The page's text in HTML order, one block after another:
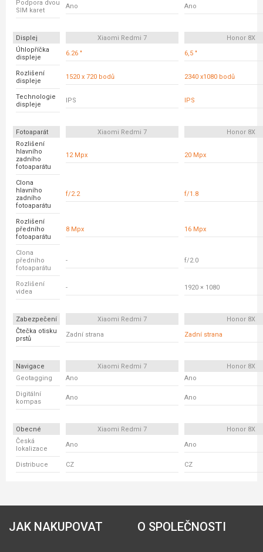
Podpora dvou
SIM karet
Ano Ano
Displej Xiaomi Redmi 7
Honor 8X
Úhlopříčka
displeje
6.26 " 6,5 "
Rozlišení
displeje
1520 x 720 bodů 2340 x1080 bodů
Technologie
displeje
IPS IPS
Fotoaparát Xiaomi Redmi 7
Honor 8X
Rozlišení
hlavního
zadního
fotoaparátu
12 Mpx 20 Mpx
Clona
hlavního
zadního
fotoaparátu
f/2.2 f/1.8
Rozlišení
předního
fotoaparátu
8 Mpx 16 Mpx
Clona
předního
fotoaparátu
- f/2.0
Rozlišení
videa
- 1920 × 1080
Zabezpečení Xiaomi Redmi 7
Honor 8X
Čtečka otisku
prstů
Zadní strana Zadní strana
Navigace Xiaomi Redmi 7
Honor 8X
Geotagging
Ano Ano
Digitální
kompas
Ano Ano
Obecné Xiaomi Redmi 7
Honor 8X
Česká
lokalizace
Ano Ano
Distribuce CZ CZ
JAK NAKUPOVAT O SPOLEČNOSTI